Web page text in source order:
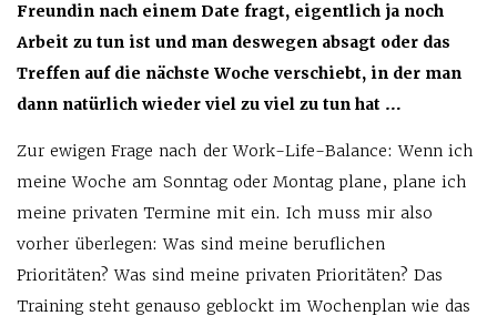
Freundin nach einem Date fragt, eigentlich ja noch
Arbeit zu tun ist und man deswegen absagt oder das
Treffen auf die nächste Woche verschiebt, in der man
dann natürlich wieder viel zu viel zu tun hat …
Zur ewigen Frage nach der Work-Life-Balance: Wenn ich
meine Woche am Sonntag oder Montag plane, plane ich
meine privaten Termine mit ein. Ich muss mir also
vorher überlegen: Was sind meine beruflichen
Prioritäten? Was sind meine privaten Prioritäten? Das
Training steht genauso geblockt im Wochenplan wie das